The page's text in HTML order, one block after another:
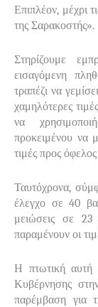
Επιπλέον, μέχρι
της Σαρακοστής».
Στηρίζουμε
εισαγόμενη
τραπέζι να
χαμηλότερες
να
προκειμένου να
τιμές προς
Ταυτόχρονα,
έλεγχο σε 40
μειώσεις σε 23
παραμένουν οι
Η πτωτική αυτή
Κυβέρνησης
παρέμβαση για